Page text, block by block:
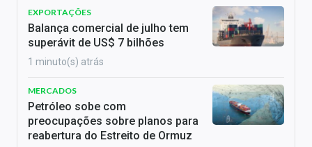
EXPORTAÇÕES
Balança comercial de julho tem
superávit de US$ 7 bilhões
1 minuto(s) atrás
MERCADOS
Petróleo sobe com
preocupações sobre planos para
reabertura do Estreito de Ormuz